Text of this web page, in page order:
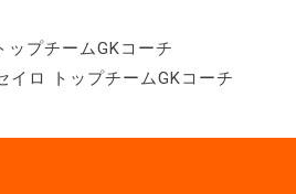
プチームGKコーチ
イロ トップチームGKコーチ